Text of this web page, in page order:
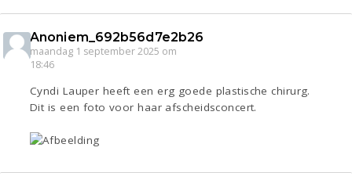
Anoniem_692b56d7e2b26
maandag 1 september 2025 om
18:46
Cyndi Lauper heeft een erg goede plastische chirurg.
Dit is een foto voor haar afscheidsconcert.